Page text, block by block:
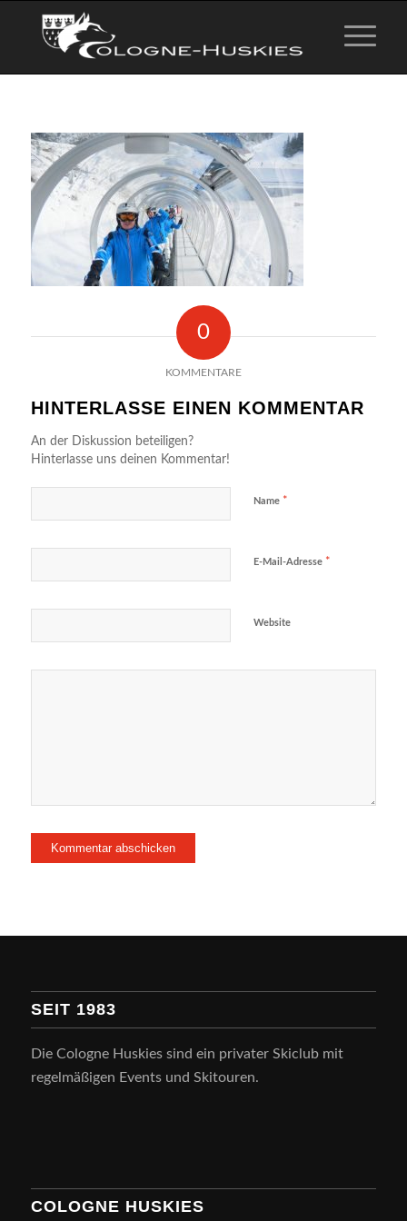
0
KOMMENTARE
HINTERLASSE EINEN KOMMENTAR
An der Diskussion beteiligen?
Hinterlasse uns deinen Kommentar!
Name *
E-Mail-Adresse *
Website
SEIT 1983
Die Cologne Huskies sind ein privater Skiclub mit
regelmäßigen Events und Skitouren.
COLOGNE HUSKIES